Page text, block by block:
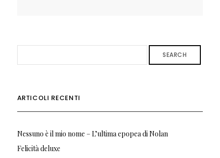
SEARCH
ARTICOLI RECENTI
Nessuno è il mio nome – L’ultima epopea di Nolan
Felicità deluxe